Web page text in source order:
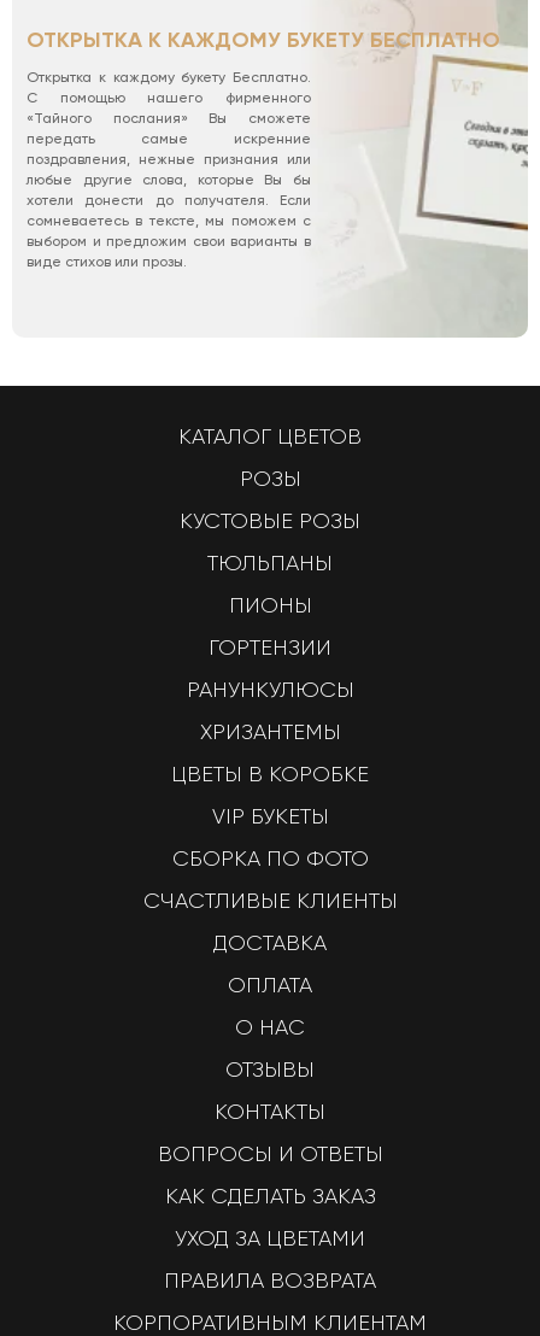
ОТКРЫТКА К КАЖДОМУ БУКЕТУ БЕСПЛАТНО
Открытка к каждому букету Бесплатно.
С помощью нашего фирменного
«Тайного послания» Вы сможете
передать самые искренние
поздравления, нежные признания или
любые другие слова, которые Вы бы
хотели донести до получателя. Если
сомневаетесь в тексте, мы поможем с
выбором и предложим свои варианты в
виде стихов или прозы.
КАТАЛОГ ЦВЕТОВ
РОЗЫ
КУСТОВЫЕ РОЗЫ
ТЮЛЬПАНЫ
ПИОНЫ
ГОРТЕНЗИИ
РАНУНКУЛЮСЫ
ХРИЗАНТЕМЫ
ЦВЕТЫ В КОРОБКЕ
VIP БУКЕТЫ
СБОРКА ПО ФОТО
СЧАСТЛИВЫЕ КЛИЕНТЫ
ДОСТАВКА
ОПЛАТА
О НАС
ОТЗЫВЫ
КОНТАКТЫ
ВОПРОСЫ И ОТВЕТЫ
КАК СДЕЛАТЬ ЗАКАЗ
УХОД ЗА ЦВЕТАМИ
ПРАВИЛА ВОЗВРАТА
КОРПОРАТИВНЫМ КЛИЕНТАМ